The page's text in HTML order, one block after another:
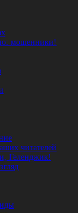
мошенники!
читателей
Геленджик!